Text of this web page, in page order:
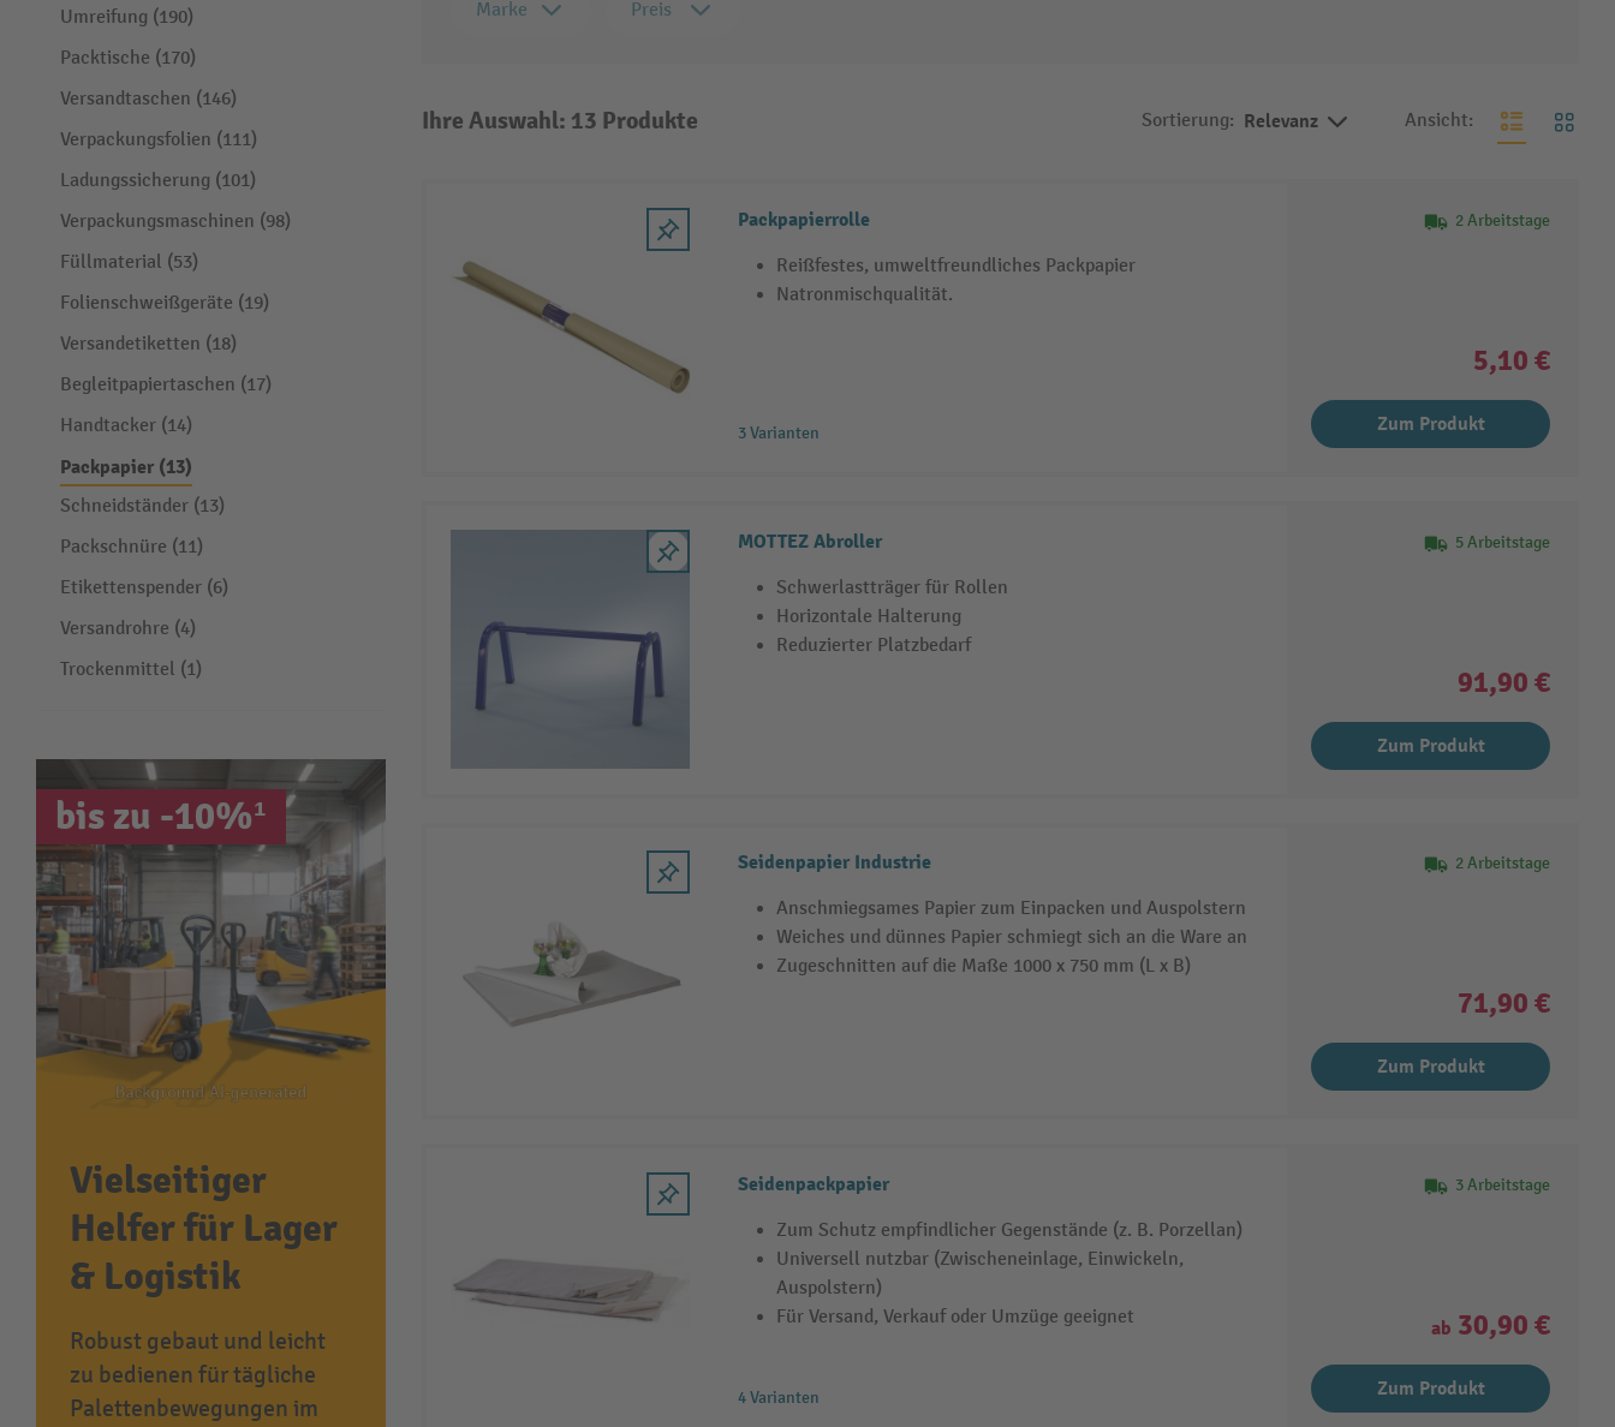
Umreifung (190)
Packtische (170)
Versandtaschen (146)
Verpackungsfolien (111)
Ladungssicherung (101)
Verpackungsmaschinen (98)
Füllmaterial (53)
Folienschweißgeräte (19)
Versandetiketten (18)
Begleitpapiertaschen (17)
Handtacker (14)
Packpapier (13)
Schneidständer (13)
Packschnüre (11)
Etikettenspender (6)
Versandrohre (4)
Trockenmittel (1)
bis zu -10%¹
Vielseitiger
Helfer für Lager
& Logistik
Robust gebaut und leicht
zu bedienen für tägliche
Palettenbewegungen im
Marke Preis
Ihre Auswahl: 13 Produkte Sortierung: Relevanz Ansicht:
Packpapierrolle
Reißfestes, umweltfreundliches Packpapier
Natronmischqualität.
3 Varianten
2 Arbeitstage
5,10 €
Zum Produkt
MOTTEZ Abroller
Schwerlastträger für Rollen
Horizontale Halterung
Reduzierter Platzbedarf
5 Arbeitstage
91,90 €
Zum Produkt
Seidenpapier Industrie
Anschmiegsames Papier zum Einpacken und Auspolstern
Weiches und dünnes Papier schmiegt sich an die Ware an
Zugeschnitten auf die Maße 1000 x 750 mm (L x B)
2 Arbeitstage
71,90 €
Zum Produkt
Seidenpackpapier
Zum Schutz empfindlicher Gegenstände (z. B. Porzellan)
Universell nutzbar (Zwischeneinlage, Einwickeln,
Auspolstern)
Für Versand, Verkauf oder Umzüge geeignet
4 Varianten
3 Arbeitstage
ab 30,90 €
Zum Produkt